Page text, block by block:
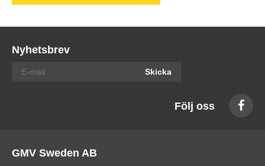
Nyhetsbrev
Skicka
Följ oss
GMV Sweden AB